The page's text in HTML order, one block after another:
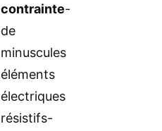
contrainte-
de
minuscules
éléments
électriques
résistifs-